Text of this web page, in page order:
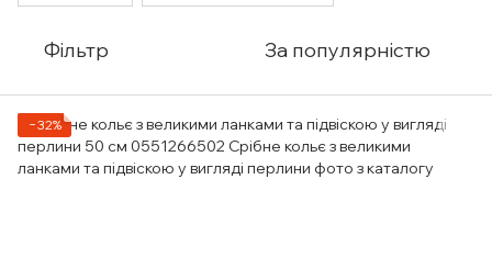
Фільтр За популярністю
−32%